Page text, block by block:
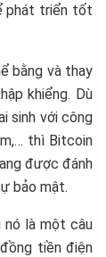
phát triển tốt
bằng và thay
khiểng. Dù
sinh với công
thì Bitcoin
được đánh
bảo mật.
nó là một câu
tiền điện